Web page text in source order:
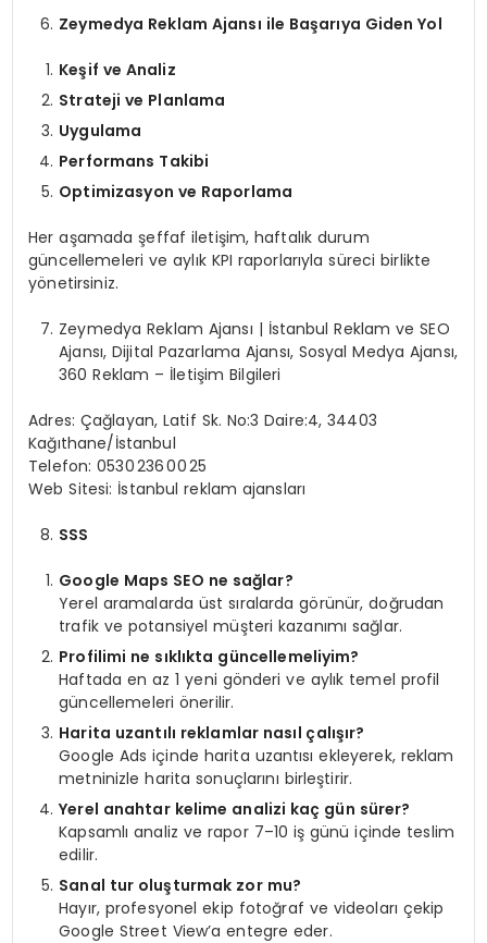
Zeymedya Reklam Ajansı ile Başarıya Giden Yol
Keşif ve Analiz
Strateji ve Planlama
Uygulama
Performans Takibi
Optimizasyon ve Raporlama
Her aşamada şeffaf iletişim, haftalık durum
güncellemeleri ve aylık KPI raporlarıyla süreci birlikte
yönetirsiniz.
Zeymedya Reklam Ajansı | İstanbul Reklam ve SEO
Ajansı, Dijital Pazarlama Ajansı, Sosyal Medya Ajansı,
360 Reklam – İletişim Bilgileri
Adres: Çağlayan, Latif Sk. No:3 Daire:4, 34403
Kağıthane/İstanbul
Telefon: 0530 236 00 25
Web Sitesi: İstanbul reklam ajansları
SSS
Google Maps SEO ne sağlar?
Yerel aramalarda üst sıralarda görünür, doğrudan
trafik ve potansiyel müşteri kazanımı sağlar.
Profilimi ne sıklıkta güncellemeliyim?
Haftada en az 1 yeni gönderi ve aylık temel profil
güncellemeleri önerilir.
Harita uzantılı reklamlar nasıl çalışır?
Google Ads içinde harita uzantısı ekleyerek, reklam
metninizle harita sonuçlarını birleştirir.
Yerel anahtar kelime analizi kaç gün sürer?
Kapsamlı analiz ve rapor 7–10 iş günü içinde teslim
edilir.
Sanal tur oluşturmak zor mu?
Hayır, profesyonel ekip fotoğraf ve videoları çekip
Google Street View’a entegre eder.